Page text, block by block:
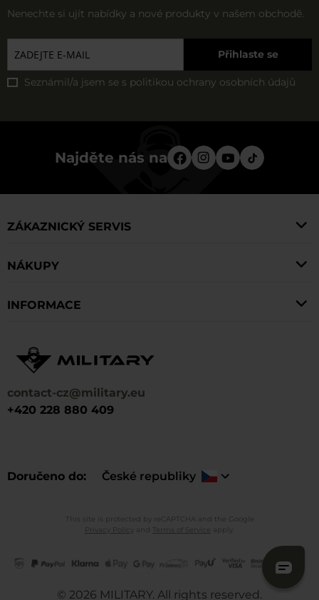
Nenechte si ujít nabídky a nové produkty v našem obchodě.
Přihlaste se
Seznámil/a jsem se s politikou ochrany osobních údajů
Najděte nás na
contact-cz@military.eu
+420 228 880 409
Doručeno do České republiky
ZÁKAZNICKÝ SERVIS
NÁKUPY
INFORMACE
© 2026 MILITARY. All rights reserved.
This site is protected by reCAPTCHA and the Google
Privacy Policy
and Terms of Service apply.